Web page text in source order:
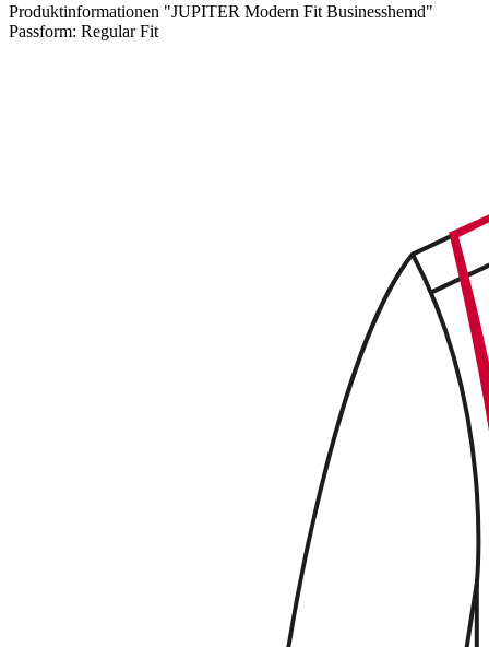
Produktinformationen "JUPITER Modern Fit Businesshemd"
Passform: Regular Fit